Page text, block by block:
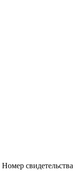
Номер свидетельства